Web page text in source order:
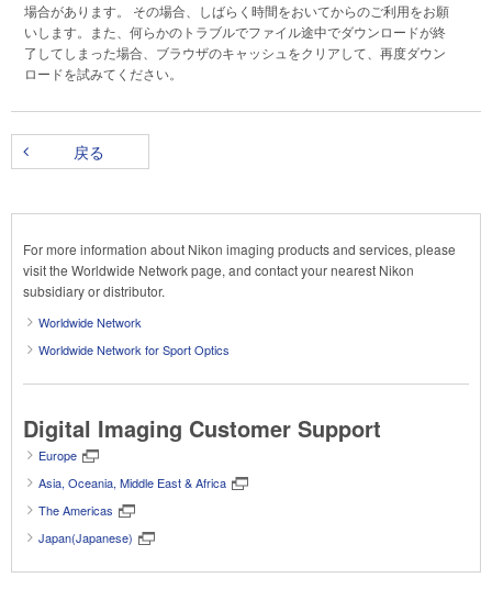
場合があります。 その場合、しばらく時間をおいてからのご利用をお願
いします。また、何らかのトラブルでファイル途中でダウンロードが終
了してしまった場合、ブラウザのキャッシュをクリアして、再度ダウン
ロードを試みてください。
戻る
For more information about Nikon imaging products and services, please
visit the Worldwide Network page, and contact your nearest Nikon
subsidiary or distributor.
Worldwide Network
Worldwide Network for Sport Optics
Digital Imaging Customer Support
Europe
Asia, Oceania, Middle East & Africa
The Americas
Japan(Japanese)